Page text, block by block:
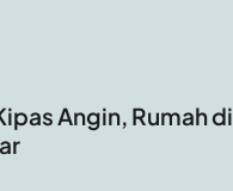
Angin, Rumah di